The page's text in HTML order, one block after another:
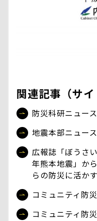
関連記事（サイ
防災科研ニュー
地震本部ニュー
広報誌「ぼうさ
年熊本地震」か
らの防災に活か
コミュニティ防
コミュニティ防